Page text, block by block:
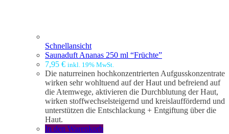
Schnellansicht
Saunaduft Ananas 250 ml “Früchte”
7,95 € inkl. 19% MwSt.
Die naturreinen hochkonzentrierten Aufgusskonzentrate
wirken sehr wohltuend auf der Haut und befreiend auf
die Atemwege, aktivieren die Durchblutung der Haut,
wirken stoffwechselsteigernd und kreislauffördernd und
unterstützen die Entschlackung + Entgiftung über die
Haut.
In den Warenkorb